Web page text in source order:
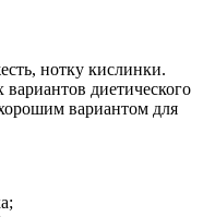
нотку кислинки.
диетического
вариантом для